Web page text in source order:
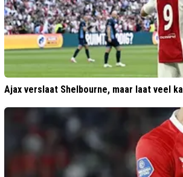
Ajax verslaat Shelbourne, maar laat veel